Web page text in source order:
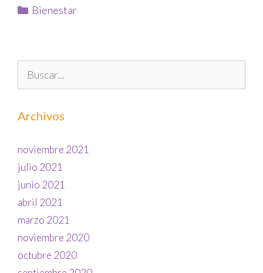
Bienestar
Archivos
noviembre 2021
julio 2021
junio 2021
abril 2021
marzo 2021
noviembre 2020
octubre 2020